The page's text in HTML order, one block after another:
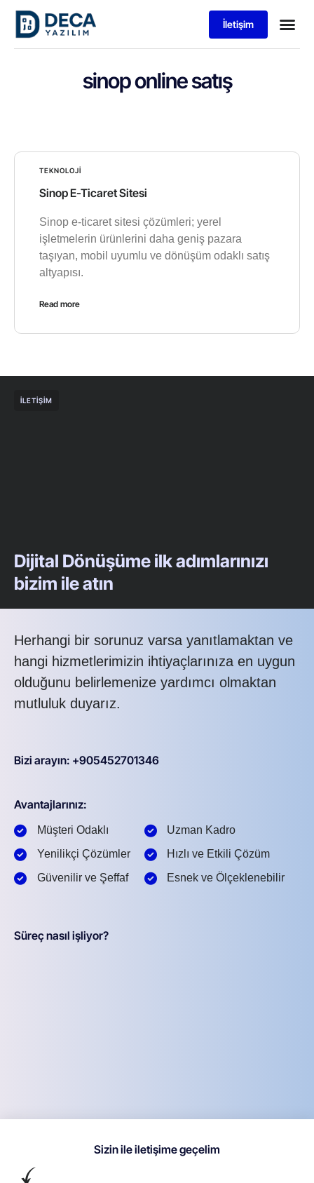
İletişim
sinop online satış
TEKNOLOJI
Sinop E-Ticaret Sitesi
Sinop e-ticaret sitesi çözümleri; yerel
işletmelerin ürünlerini daha geniş pazara
taşıyan, mobil uyumlu ve dönüşüm odaklı satış
altyapısı.
Read more
İLETIŞIM
Dijital Dönüşüme ilk adımlarınızı
bizim ile atın
Herhangi bir sorunuz varsa yanıtlamaktan ve
hangi hizmetlerimizin ihtiyaçlarınıza en uygun
olduğunu belirlemenize yardımcı olmaktan
mutluluk duyarız.
Bizi arayın: +905452701346
Avantajlarınız:
Müşteri Odaklı
Yenilikçi Çözümler
Güvenilir ve Şeffaf
Uzman Kadro
Hızlı ve Etkili Çözüm
Esnek ve Ölçeklenebilir
Süreç nasıl işliyor?
Sizin ile iletişime geçelim